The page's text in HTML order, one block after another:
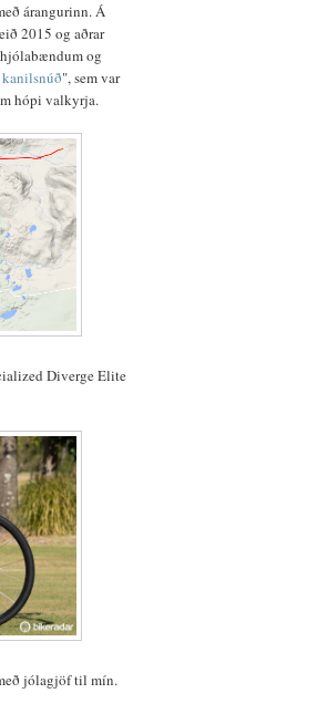
árangurinn. Á
2015 og aðrar
og
", sem var
hópi valkyrja.
Diverge Elite
jólagjöf til mín.